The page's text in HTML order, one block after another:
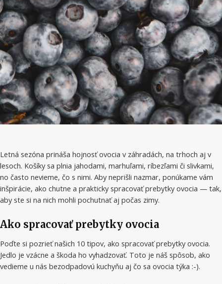
Letná sezóna prináša hojnosť ovocia v záhradách, na trhoch aj v
lesoch. Košíky sa plnia jahodami, marhuľami, ríbezľami či slivkami,
no často nevieme, čo s nimi. Aby neprišli nazmar, ponúkame vám
inšpirácie, ako chutne a prakticky spracovať prebytky ovocia — tak,
aby ste si na nich mohli pochutnať aj počas zimy.
Ako spracovať prebytky ovocia
Poďte si pozrieť našich 10 tipov, ako spracovať prebytky ovocia.
Jedlo je vzácne a škoda ho vyhadzovať. Toto je náš spôsob, ako
vedieme u nás bezodpadovú kuchyňu aj čo sa ovocia týka :-).